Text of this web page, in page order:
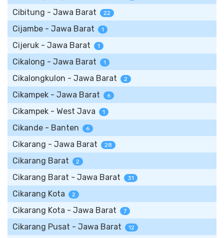
Cibitung - Jawa Barat 22
Cijambe - Jawa Barat 1
Cijeruk - Jawa Barat 1
Cikalong - Jawa Barat 1
Cikalongkulon - Jawa Barat 2
Cikampek - Jawa Barat 6
Cikampek - West Java 1
Cikande - Banten 6
Cikarang - Jawa Barat 28
Cikarang Barat 2
Cikarang Barat - Jawa Barat 31
Cikarang Kota 2
Cikarang Kota - Jawa Barat 7
Cikarang Pusat - Jawa Barat 12